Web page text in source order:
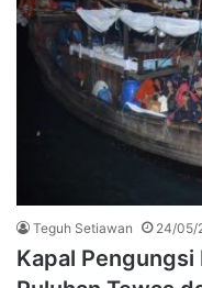
Teguh Setiawan 24/05/
Kapal Pengungsi